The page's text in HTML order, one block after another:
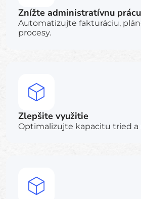
Znížte administratívnu prácu
Automatizujte fakturáciu,
procesy.
Zlepšite využitie
Optimalizujte kapacitu tried a